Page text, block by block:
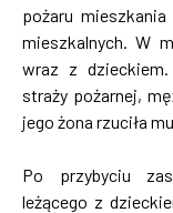
pożaru
mieszkalnych. W
wraz z
straży pożarnej,
jego żona rzuciła
Po przybyciu
leżącego z